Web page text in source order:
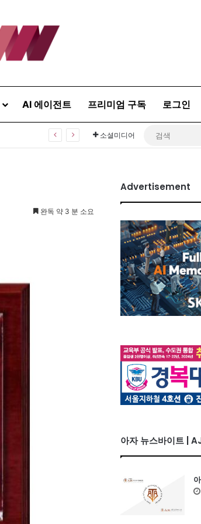
AI 에이전트 프리미엄 구독 로그인
소셜미디어
완독 약 3 분 소요
Advertisement
아자 뉴스바이트 |